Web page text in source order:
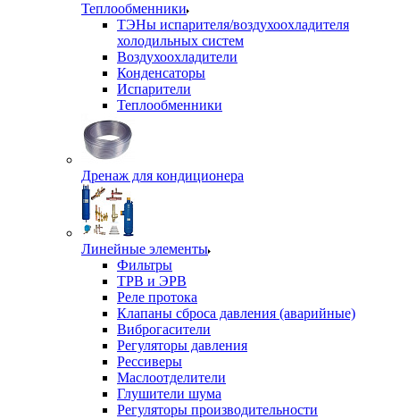
Теплообменники
ТЭНы испарителя/воздухоохладителя
холодильных систем
Воздухоохладители
Конденсаторы
Испарители
Теплообменники
Дренаж для кондиционера
Линейные элементы
Фильтры
ТРВ и ЭРВ
Реле протока
Клапаны сброса давления (аварийные)
Виброгасители
Регуляторы давления
Рессиверы
Маслоотделители
Глушители шума
Регуляторы производительности